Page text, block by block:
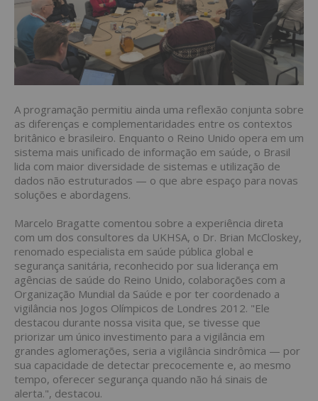
A programação permitiu ainda uma reflexão conjunta sobre
as diferenças e complementaridades entre os contextos
britânico e brasileiro. Enquanto o Reino Unido opera em um
sistema mais unificado de informação em saúde, o Brasil
lida com maior diversidade de sistemas e utilização de
dados não estruturados — o que abre espaço para novas
soluções e abordagens.
Marcelo Bragatte comentou sobre a experiência direta
com um dos consultores da UKHSA, o Dr. Brian McCloskey,
renomado especialista em saúde pública global e
segurança sanitária, reconhecido por sua liderança em
agências de saúde do Reino Unido, colaborações com a
Organização Mundial da Saúde e por ter coordenado a
vigilância nos Jogos Olímpicos de Londres 2012. "Ele
destacou durante nossa visita que, se tivesse que
priorizar um único investimento para a vigilância em
grandes aglomerações, seria a vigilância sindrômica — por
sua capacidade de detectar precocemente e, ao mesmo
tempo, oferecer segurança quando não há sinais de
alerta.", destacou.